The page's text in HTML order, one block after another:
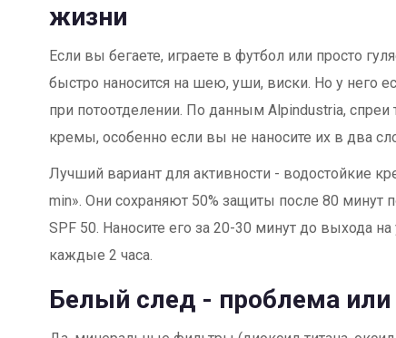
жизни
Если вы бегаете, играете в футбол или просто
быстро наносится на шею, уши, виски. Но у него
при потоотделении. По данным Alpindustria,
кремы, особенно если вы не наносите их в два
Лучший вариант для активности - водостойкие
min». Они сохраняют 50% защиты после 80 минут
SPF 50. Наносите его за 20-30 минут до выхода
каждые 2 часа.
Белый след - проблема